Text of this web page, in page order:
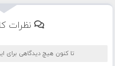
نظرات
تا کنون هیچ دیدگاهی